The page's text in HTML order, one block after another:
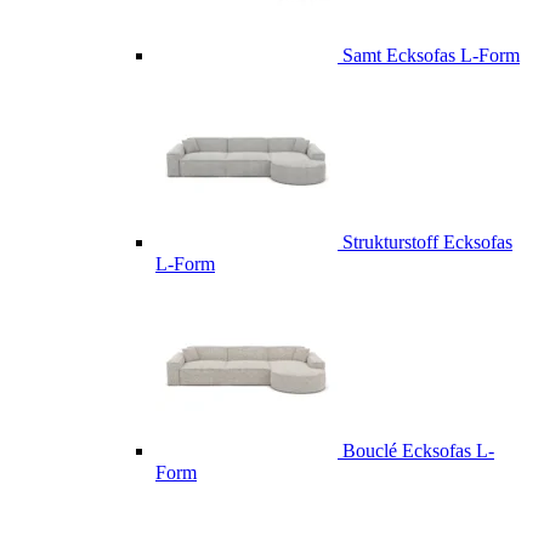
Samt Ecksofas L-Form
Strukturstoff Ecksofas
L-Form
Bouclé Ecksofas L-
Form